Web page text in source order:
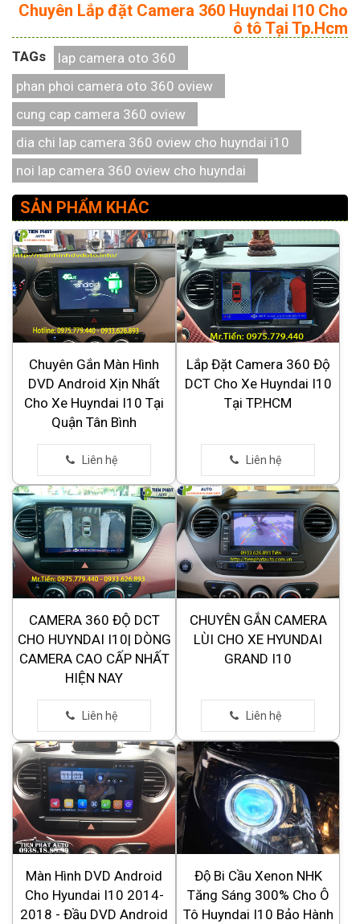
Chuyên Lắp đặt Camera 360 Huyndai I10 Cho
ô tô Tại Tp.Hcm
TAGs
lap camera oto 360
phan phoi camera oto 360 oview
cung cap camera 360 oview
dia chi lap camera 360 oview cho huyndai i10
noi lap camera 360 oview cho huyndai
SẢN PHẨM KHÁC
Chuyên Gắn Màn Hình
DVD Android Xịn Nhất
Cho Xe Huyndai I10 Tại
Quận Tân Bình
Lắp Đặt Camera 360 Độ
DCT Cho Xe Huyndai I10
Tại TP.HCM
CAMERA 360 ĐỘ DCT
CHO HUYNDAI I10| DÒNG
CAMERA CAO CẤP NHẤT
HIỆN NAY
CHUYÊN GẮN CAMERA
LÙI CHO XE HYUNDAI
GRAND I10
Màn Hình DVD Android
Cho Hyundai I10 2014-
2018 - Đầu DVD Android
Độ Bi Cầu Xenon NHK
Tăng Sáng 300% Cho Ô
Tô Huyndai I10 Bảo Hành